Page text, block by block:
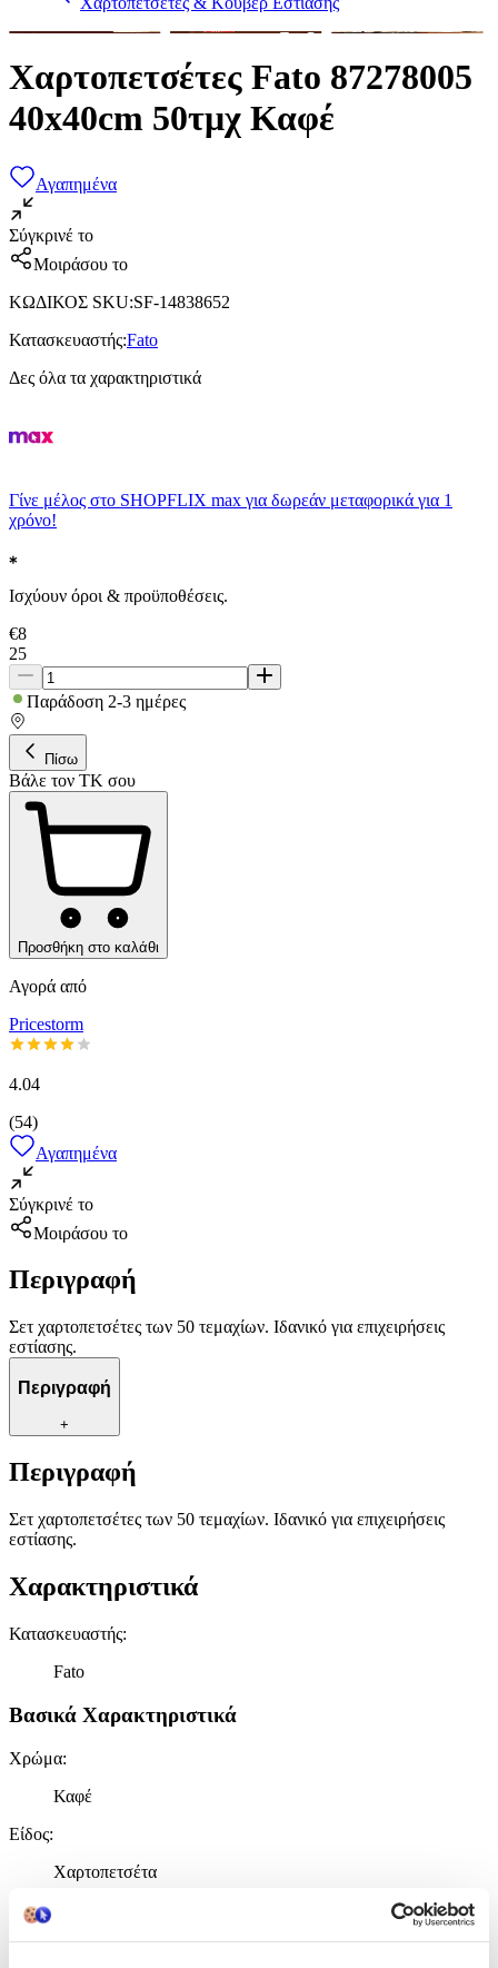
Χαρτοπετσέτες Fato 87278005
40x40cm 50τμχ Καφέ
Αγαπημένα
Σύγκρινέ το
Μοιράσου το
ΚΩΔΙΚΟΣ SKU:SF-14838652
Κατασκευαστής:Fato
Δες όλα τα χαρακτηριστικά
Γίνε μέλος στο SHOPFLIX max για δωρεάν μεταφορικά για 1
χρόνο!
Ισχύουν όροι & προϋποθέσεις.
€8
25
Παράδοση 2-3 ημέρες
Πίσω
Βάλε τον ΤΚ σου
Προσθήκη στο καλάθι
Αγορά από
Pricestorm
4.04
(54)
Αγαπημένα
Σύγκρινέ το
Μοιράσου το
Περιγραφή
Σετ χαρτοπετσέτες των 50 τεμαχίων. Ιδανικό για επιχειρήσεις
εστίασης.
Περιγραφή
+
Περιγραφή
Σετ χαρτοπετσέτες των 50 τεμαχίων. Ιδανικό για επιχειρήσεις
εστίασης.
Χαρακτηριστικά
Κατασκευαστής:
Fato
Βασικά Χαρακτηριστικά
Χρώμα:
Καφέ
Είδος:
Χαρτοπετσέτα
Ποσότητα